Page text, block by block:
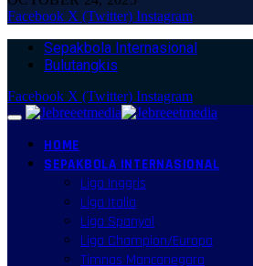
Facebook X (Twitter) Instagram
Sepakbola Internasional
Bulutangkis
Facebook X (Twitter) Instagram
HOME
SEPAKBOLA INTERNASIONAL
Liga Inggris
Liga Italia
Liga Spanyol
Liga Champion/Europa
Timnas Mancanegara